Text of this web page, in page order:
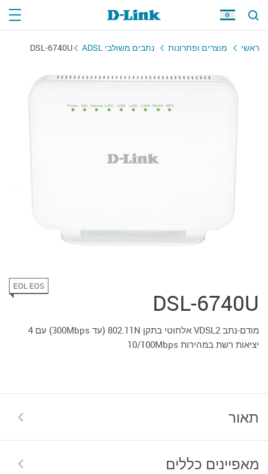
ראשי מוצרים ופתרונות נתבים משולבי ADSL DSL-6740U
DSL-6740U
EOL EOS
מודם-נתב VDSL2 אלחוטי בתקן 802.11N (עד 300Mbps) עם 4
יציאות רשת במהירות 10/100Mbps
תאור
מאפיינים כללים